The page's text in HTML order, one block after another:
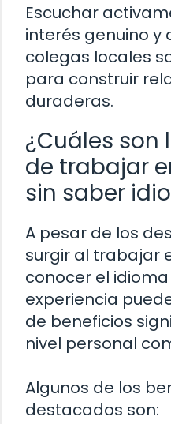
Escuchar
interés genuino y
colegas locales
para construir
duraderas.
¿Cuáles son
de trabajar
sin saber
A pesar de los
surgir al trabajar
conocer el
experiencia
de beneficios
nivel personal
Algunos de los
destacados son: